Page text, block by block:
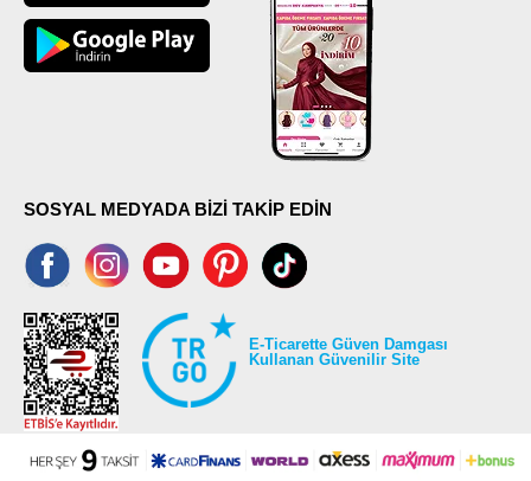
SOSYAL MEDYADA BİZİ TAKİP EDİN
E-Ticarette Güven Damgası
Kullanan Güvenilir Site